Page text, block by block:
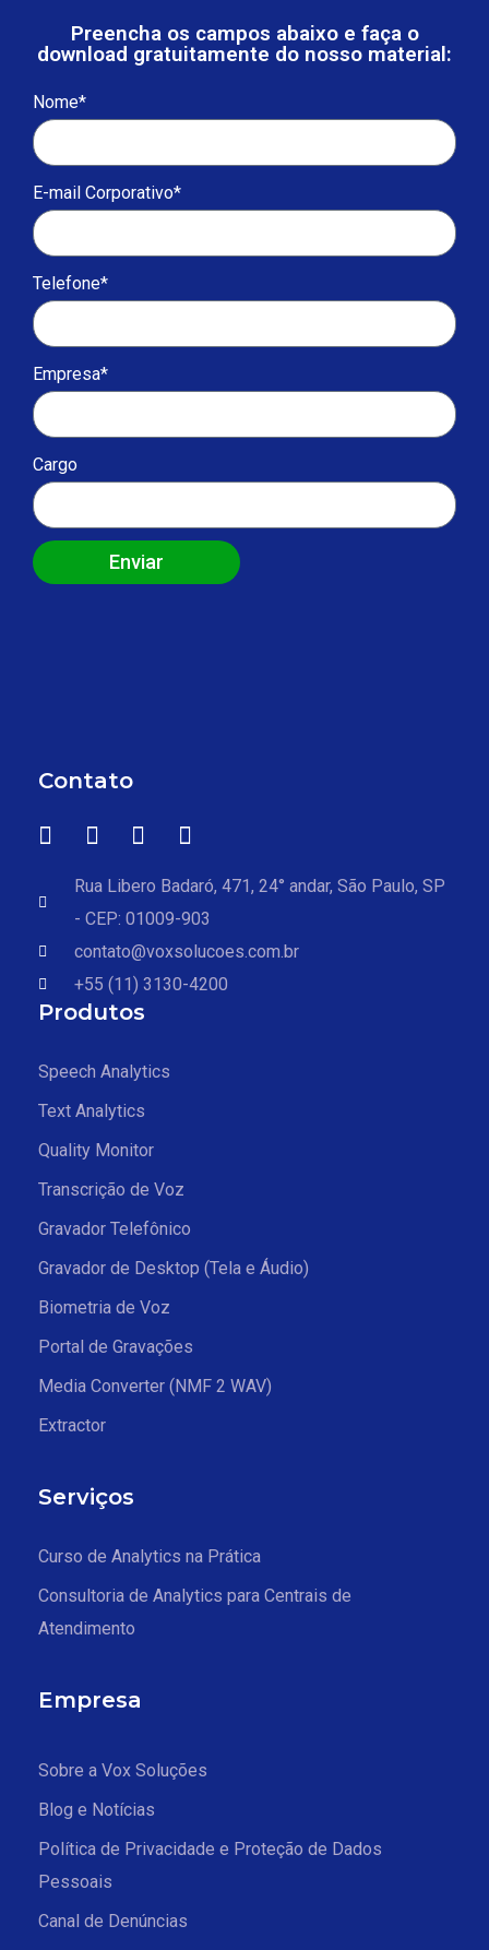
Preencha os campos abaixo e faça o
download gratuitamente do nosso material:
Nome*
E-mail Corporativo*
Telefone*
Empresa*
Cargo
Enviar
Contato
Rua Libero Badaró, 471, 24° andar, São Paulo, SP
- CEP: 01009-903
contato@voxsolucoes.com.br
+55 (11) 3130-4200
Produtos
Speech Analytics
Text Analytics
Quality Monitor
Transcrição de Voz
Gravador Telefônico
Gravador de Desktop (Tela e Áudio)
Biometria de Voz
Portal de Gravações
Media Converter (NMF 2 WAV)
Extractor
Serviços
Curso de Analytics na Prática
Consultoria de Analytics para Centrais de
Atendimento
Empresa
Sobre a Vox Soluções
Blog e Notícias
Política de Privacidade e Proteção de Dados
Pessoais
Canal de Denúncias